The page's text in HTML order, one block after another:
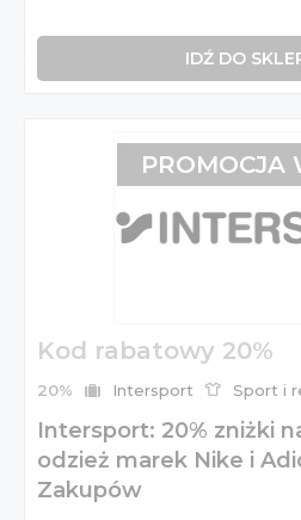
IDŹ DO
Kod rabatowy 20%
20% Intersport Sport i
Intersport: 20% zniżki
odzież marek Nike i
Zakupów
PROMOCJA